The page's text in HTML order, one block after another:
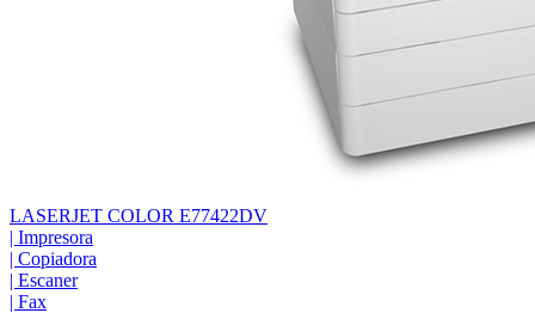
LASERJET COLOR E77422DV
| Impresora
| Copiadora
| Escaner
| Fax